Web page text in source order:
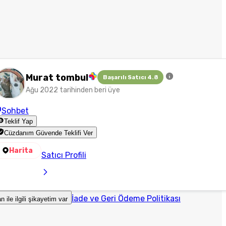
Murat tombul Başarılı Satıcı 4.8
Ağu 2022 tarihinden beri üye
Sohbet
Teklif Yap
Cüzdanım Güvende Teklifi Ver
Harita Satıcı Profili
ile ilgili şikayetim var İade ve Geri Ödeme Politikası